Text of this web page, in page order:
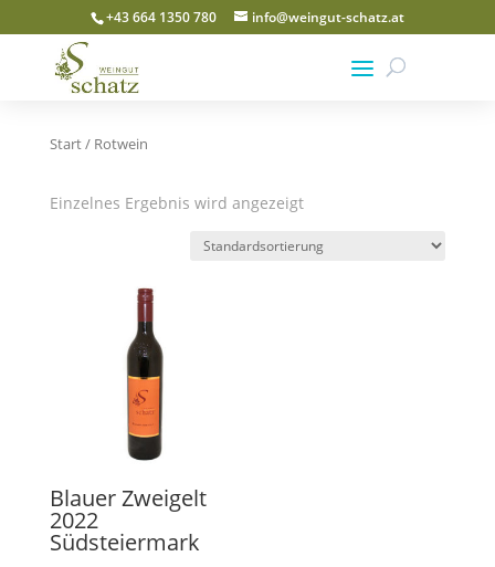
+43 664 1350 780 info@weingut-schatz.at
Start / Rotwein
Einzelnes Ergebnis wird angezeigt
Blauer Zweigelt
2022
Südsteiermark